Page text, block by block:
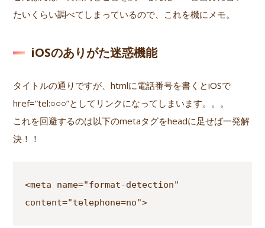
たいくらい調べてしまっているので、これを機にメモ。
iOSのありがた迷惑機能
タイトルの通りですが、htmlに電話番号を書くとiOSで
href=”tel:○○○”としてリンクになってしまいます。。。
これを回避するのは以下のmetaタグをheadに足せば一発解
決！！
<meta name="format-detection"